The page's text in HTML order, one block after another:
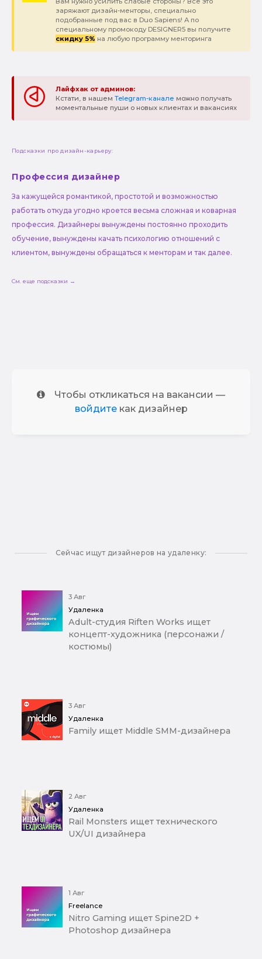
заряжают дизайн-менторы, специально
подобранные под вас в Duo Sapiens! А по
специальному промокоду DESIGNER5 вы получите
скидку 5% на любую программу менторинга
Лайфхак от админов:
Кстати, в нашем Telegram-канале можно получать
моментальные пуши о новых клиентах и вакансиях
Подсказки про дизайн-карьеру:
Профессия дизайнер
За кажущейся романтикой, простотой и возможностью
работать откуда угодно кроется весьма сложная и коварная
профессия. Дизайнеры вынуждены постоянно проходить
обучение, вынуждены качать психологию отношений с
клиентом, вынуждены обращаться к менторам и так далее.
См. еще подсказки →
Чтобы откликаться на вакансии —
войдитекак дизайнер
Сейчас ищут дизайнеров на удаленку:
3 Авг
Удаленка
Adult-студия Riften Works ищет
концепт-художника (персонажи /
костюмы)
3 Авг
Удаленка
Family ищет Middle SMM-дизайнера
2 Авг
Удаленка
Rail Monsters ищет технического
UX/UI дизайнера
1 Авг
Freelance
Nitro Gaming ищет Spine2D +
Photoshop дизайнера